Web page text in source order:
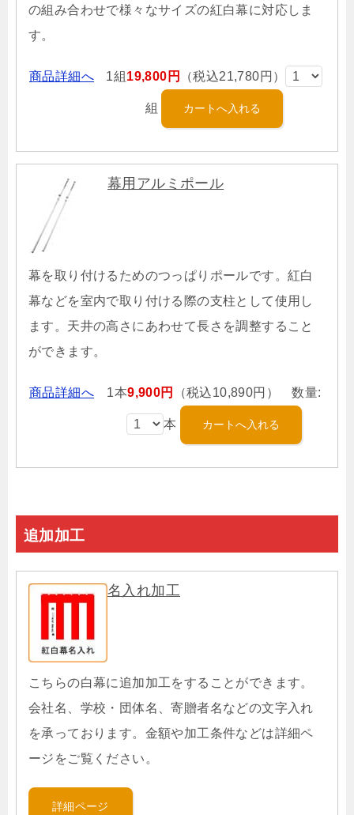
の組み合わせで様々なサイズの紅白幕に対応しま
す。
商品詳細へ 1組 19,800円 （税込21,780円）
組
幕用アルミポール
幕を取り付けるためのつっぱりポールです。紅白
幕などを室内で取り付ける際の支柱として使用し
ます。天井の高さにあわせて長さを調整すること
ができます。
商品詳細へ 1本9,900円 （税込10,890円） 数量:
本
追加加工
名入れ加工
こちらの白幕に追加加工をすることができます。
会社名、学校・団体名、寄贈者名などの文字入れ
を承っております。金額や加工条件などは詳細ペ
ージをご覧ください。
詳細ページ